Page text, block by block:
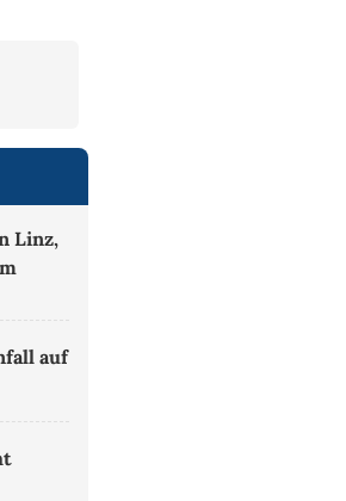
Linz,
auf